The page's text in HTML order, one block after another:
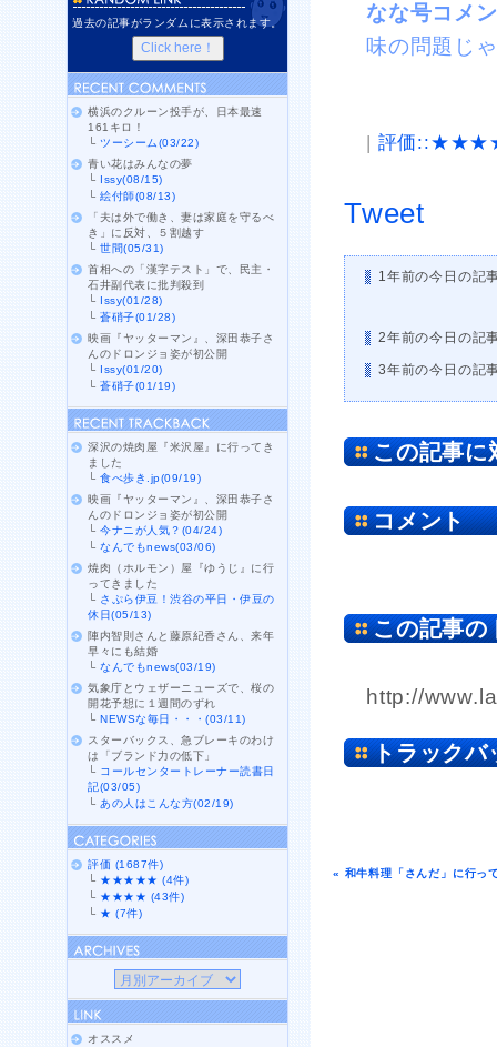
なな号コ
味の問題じ
| 評価
Tweet
1年前の今日の記
2年前の今日の記
3年前の今日の記
この記事に
コメント
この記事の
http://
トラックバ
« 和牛料理「さんだ」に行っ
過去の記事がランダムに表示されます。
横浜のクルーン投手が、日本最速
161キロ！
└ツーシーム(03/22)
青い花はみんなの夢
└ Issy(08/15)
└絵付師(08/13)
「夫は外で働き、妻は家庭を守るべ
き」に反対、５割越す
└世間(05/31)
首相への「漢字テスト」で、民主・
石井副代表に批判殺到
└ Issy(01/28)
└蒼硝子(01/28)
映画『ヤッターマン』、深田恭子さ
んのドロンジョ姿が初公開
└ Issy(01/20)
└蒼硝子(01/19)
深沢の焼肉屋『米沢屋』に行ってき
ました
└食べ歩き.jp(09/19)
映画『ヤッターマン』、深田恭子さ
んのドロンジョ姿が初公開
└今ナニが人気？(04/24)
└なんでもnews(03/06)
焼肉（ホルモン）屋『ゆうじ』に行
ってきました
└ さぷら伊豆！渋谷の平日・伊豆の
休日(05/13)
陣内智則さんと藤原紀香さん、来年
早々にも結婚
└なんでもnews(03/19)
気象庁とウェザーニューズで、桜の
開花予想に１週間のずれ
└NEWSな毎日・・・(03/11)
スターバックス、急ブレーキのわけ
は「ブランド力の低下」
└ コールセンタートレーナー読書日
記(03/05)
└ あの人はこんな方(02/19)
評価 (1687件)
└ ★★★★★ (4件)
└ ★★★★ (43件)
└ ★ (7件)
オススメ